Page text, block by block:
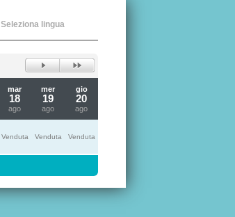
Seleziona lingua
mar
18
ago
mer
19
ago
gio
20
ago
Venduta Venduta Venduta